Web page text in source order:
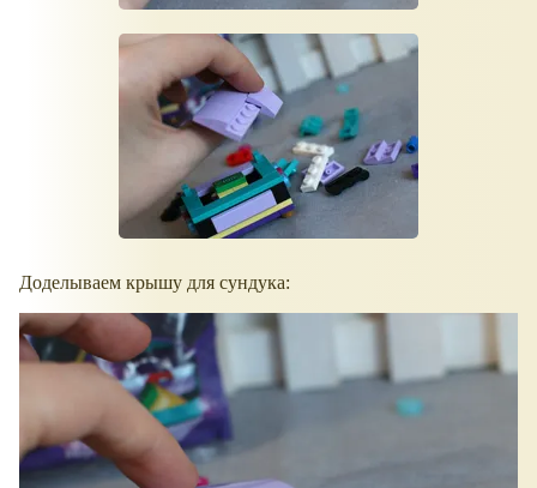
Доделываем крышу для сундука: